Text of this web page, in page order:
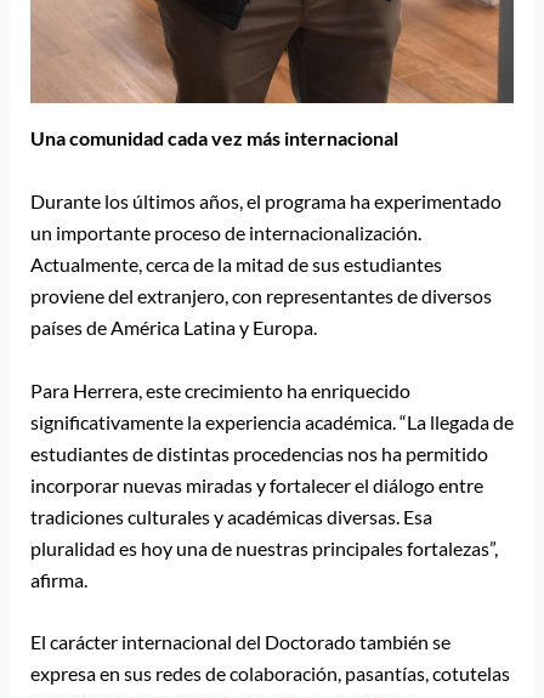
Una comunidad cada vez más internacional
Durante los últimos años, el programa ha experimentado
un importante proceso de internacionalización.
Actualmente, cerca de la mitad de sus estudiantes
proviene del extranjero, con representantes de diversos
países de América Latina y Europa.
Para Herrera, este crecimiento ha enriquecido
significativamente la experiencia académica. “La llegada de
estudiantes de distintas procedencias nos ha permitido
incorporar nuevas miradas y fortalecer el diálogo entre
tradiciones culturales y académicas diversas. Esa
pluralidad es hoy una de nuestras principales fortalezas”,
afirma.
El carácter internacional del Doctorado también se
expresa en sus redes de colaboración, pasantías, cotutelas